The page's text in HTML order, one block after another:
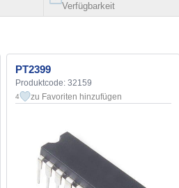
Verfügbarkeit
PT2399
Produktcode: 32159
4 zu Favoriten hinzufügen